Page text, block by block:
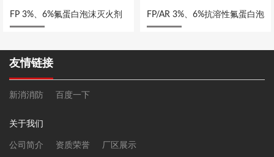
FP 3%、6%氟蛋白泡沫灭火剂 FP/AR 3%、6%抗溶性氟蛋白泡
友情链接
新消消防 百度一下
关于我们
公司简介 资质荣誉 厂区展示